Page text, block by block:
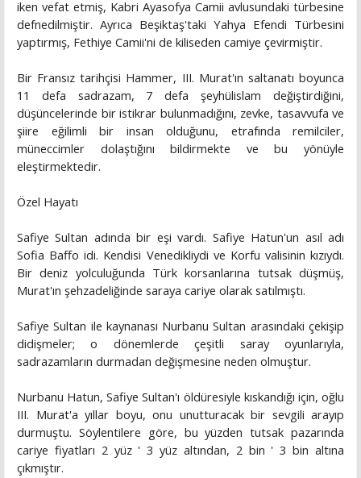
iken vefat etmiş, Kabri Ayasofya Camii avlusundaki türbesine
defnedilmiştir. Ayrıca Beşiktaş'taki Yahya Efendi Türbesini
yaptırmış, Fethiye Camii'ni de kiliseden camiye çevirmiştir.
Bir Fransız tarihçisi Hammer, III. Murat'ın saltanatı boyunca
11 defa sadrazam, 7 defa şeyhülislam değiştirdiğini,
düşüncelerinde bir istikrar bulunmadığını, zevke, tasavvufa ve
şiire eğilimli bir insan olduğunu, etrafında remilciler,
müneccimler dolaştığını bildirmekte ve bu yönüyle
eleştirmektedir.
Özel Hayatı
Safiye Sultan adında bir eşi vardı. Safiye Hatun'un asıl adı
Sofia Baffo idi. Kendisi Venedikliydi ve Korfu valisinin kızıydı.
Bir deniz yolculuğunda Türk korsanlarına tutsak düşmüş,
Murat'ın şehzadeliğinde saraya cariye olarak satılmıştı.
Safiye Sultan ile kaynanası Nurbanu Sultan arasındaki çekişip
didişmeler; o dönemlerde çeşitli saray oyunlarıyla,
sadrazamların durmadan değişmesine neden olmuştur.
Nurbanu Hatun, Safiye Sultan'ı öldüresiyle kıskandığı için, oğlu
III. Murat'a yıllar boyu, onu unutturacak bir sevgili arayıp
durmuştu. Söylentilere göre, bu yüzden tutsak pazarında
cariye fiyatları 2 yüz ' 3 yüz altından, 2 bin ' 3 bin altına
çıkmıştır.